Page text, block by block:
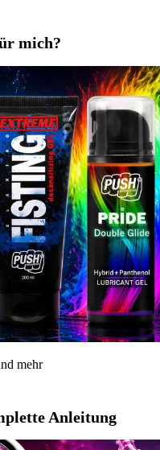
mich?
mehr
Anleitung